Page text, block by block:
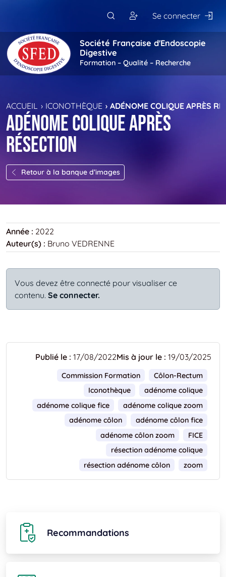
Se connecter
Société Française d'Endoscopie
Digestive
Formation – Qualité – Recherche
ACCUEIL ICONOTHÈQUE ADÉNOME COLIQUE APRÈS
Adénome colique après
résection
Retour à la banque d’images
Année : 2022
Auteur(s) : Bruno VEDRENNE
Vous devez être connecté pour visualiser ce
contenu. Se connecter.
Publié le : 17/08/2022Mis à jour le : 19/03/2025
Commission Formation
Côlon-Rectum
Iconothèque
adénome colique
adénome colique fice
adénome colique zoom
adénome côlon
adénome côlon fice
adénome côlon zoom
FICE
résection adénome colique
résection adénome côlon
zoom
Recommandations